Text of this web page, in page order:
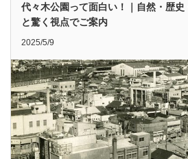
代々木公園って面白い！｜自然・歴
と驚く視点でご案内
2025/5/9